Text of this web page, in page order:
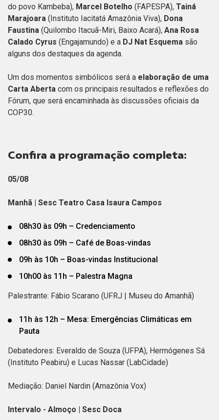
do povo Kambeba), Marcel Botelho (FAPESPA), Tainá
Marajoara (Instituto Iacitatá Amazônia Viva), Dona
Faustina (Quilombo Itacuã-Miri, Baixo Acará), Ana Rosa
Calado Cyrus (Engajamundo) e a DJ Nat Esquema são
alguns dos destaques da agenda.
Um dos momentos simbólicos será a elaboração de uma
Carta Aberta com os principais resultados e reflexões do
Fórum, que será encaminhada às discussões oficiais da
COP30.
Confira a programação completa:
05/08
Manhã | Sesc Teatro Casa Isaura Campos
08h30 às 09h – Credenciamento
08h30 às 09h – Café de Boas-vindas
09h às 10h – Boas-vindas Institucional
10h00 às 11h – Palestra Magna
Palestrante: Fábio Scarano (UFRJ | Museu do Amanhã)
11h às 12h – Mesa: Emergências Climáticas em
Pauta
Debatedores: Everaldo de Souza (UFPA), Hermógenes Sá
(Instituto Peabiru) e Lucas Nassar (LabCidade)
Mediação: Daniel Nardin (Amazônia Vox)
Intervalo - Almoço | Sesc Doca